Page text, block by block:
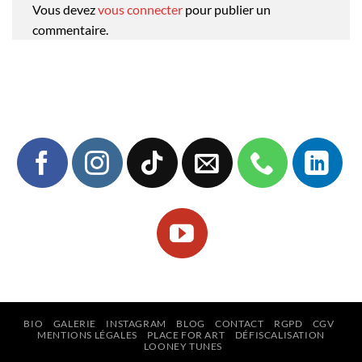
Vous devezvous connecter pour publier un
commentaire.
BIO GALERIE INSTAGRAM BLOG CONTACT RGPD
CGV
MENTIONS LÉGALES
PLACE FOR ART
DÉFISCALISATION
LOONEY TUNES